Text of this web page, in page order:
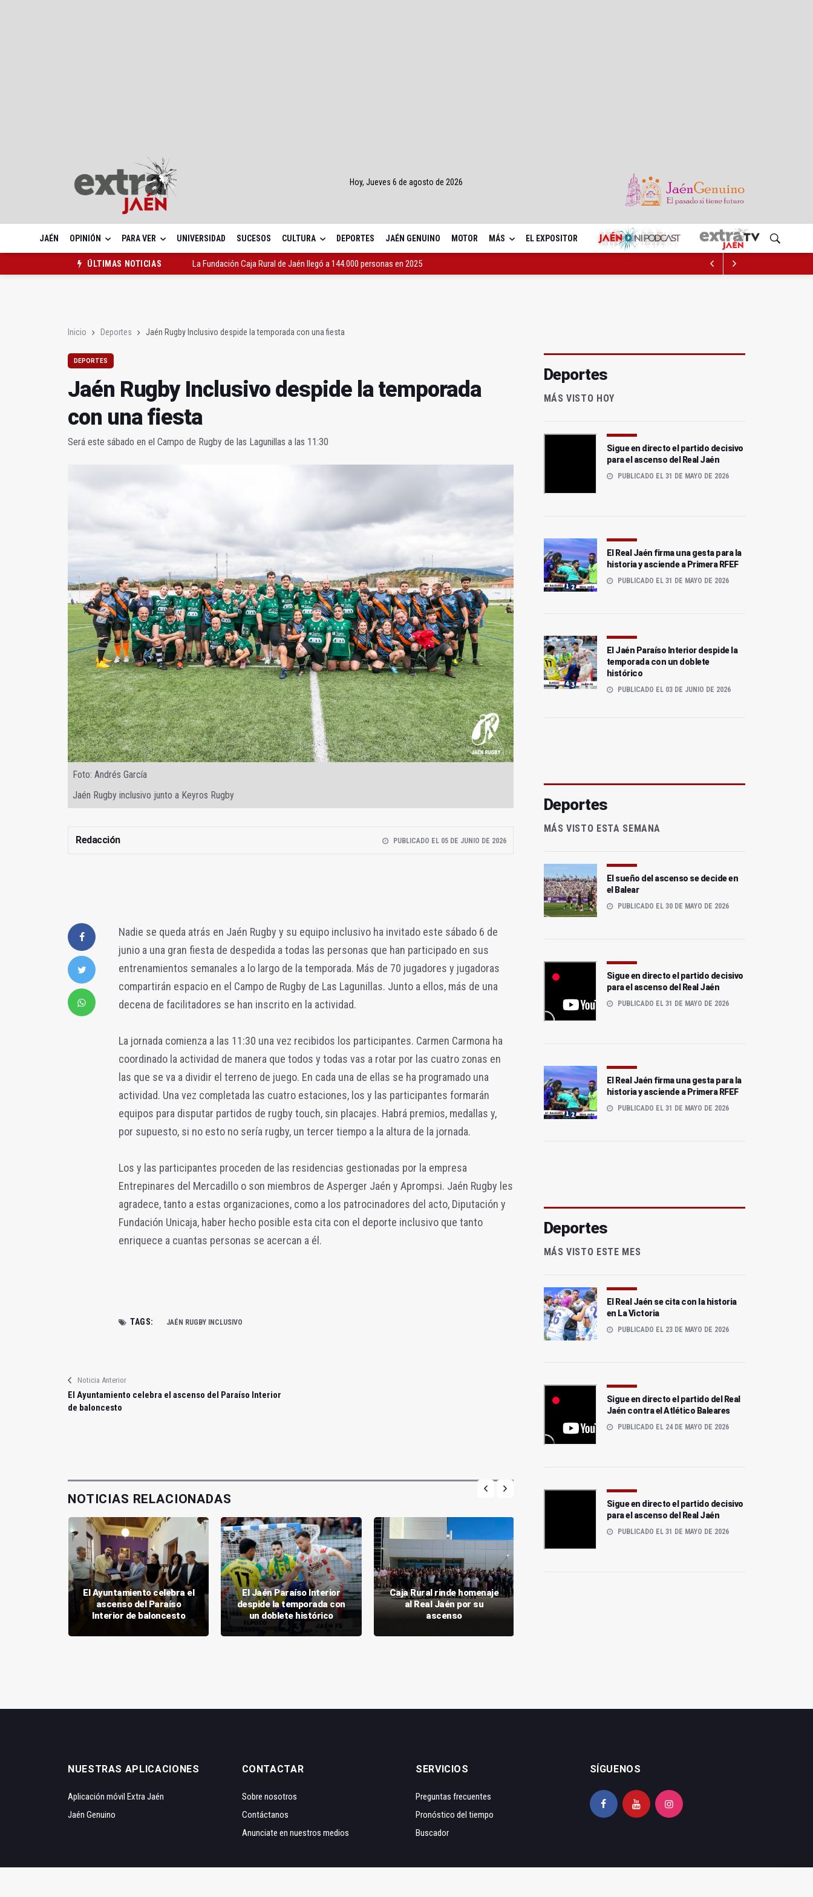
Hoy, Jueves 6 de agosto de 2026
JAÉN OPINIÓN PARA VER UNIVERSIDAD SUCESOS CULTURA DEPORTES JAÉN GENUINO MOTOR MÁS EL EXPOSITOR
ÚLTIMAS NOTICIAS
Jaén Rugby Inclusivo despide la temporada con una fiesta
Inicio Deportes Jaén Rugby Inclusivo despide la temporada con una fiesta
DEPORTES
Jaén Rugby Inclusivo despide la temporada
con una fiesta
Será este sábado en el Campo de Rugby de las Lagunillas a las 11:30
Foto: Andrés García
Jaén Rugby inclusivo junto a Keyros Rugby
Redacción PUBLICADO EL 05 DE JUNIO DE 2026
Nadie se queda atrás en Jaén Rugby y su equipo inclusivo ha invitado este sábado 6 de
junio a una gran fiesta de despedida a todas las personas que han participado en sus
entrenamientos semanales a lo largo de la temporada. Más de 70 jugadores y jugadoras
compartirán espacio en el Campo de Rugby de Las Lagunillas. Junto a ellos, más de una
decena de facilitadores se han inscrito en la actividad.
La jornada comienza a las 11:30 una vez recibidos los participantes. Carmen Carmona ha
coordinado la actividad de manera que todos y todas vas a rotar por las cuatro zonas en
las que se va a dividir el terreno de juego. En cada una de ellas se ha programado una
actividad. Una vez completada las cuatro estaciones, los y las participantes formarán
equipos para disputar partidos de rugby touch, sin placajes. Habrá premios, medallas y,
por supuesto, si no esto no sería rugby, un tercer tiempo a la altura de la jornada.
Los y las participantes proceden de las residencias gestionadas por la empresa
Entrepinares del Mercadillo o son miembros de Asperger Jaén y Aprompsi. Jaén Rugby les
agradece, tanto a estas organizaciones, como a los patrocinadores del acto, Diputación y
Fundación Unicaja, haber hecho posible esta cita con el deporte inclusivo que tanto
enriquece a cuantas personas se acercan a él.
TAGS: JAÉN RUGBY INCLUSIVO
Noticia Anterior
El Ayuntamiento celebra el ascenso del Paraíso Interior
de baloncesto
NOTICIAS RELACIONADAS
El Ayuntamiento celebra el
ascenso del Paraíso
Interior de baloncesto
El Jaén Paraíso Interior
despide la temporada con
un doblete histórico
Caja Rural rinde homenaje
al Real Jaén por su
ascenso
Deportes
MÁS VISTO HOY
Sigue en directo el partido decisivo
para el ascenso del Real Jaén
PUBLICADO EL 31 DE MAYO DE 2026
El Real Jaén firma una gesta para la
historia y asciende a Primera RFEF
PUBLICADO EL 31 DE MAYO DE 2026
El Jaén Paraíso Interior despide la
temporada con un doblete
histórico
PUBLICADO EL 03 DE JUNIO DE 2026
Deportes
MÁS VISTO ESTA SEMANA
El sueño del ascenso se decide en
el Balear
PUBLICADO EL 30 DE MAYO DE 2026
Sigue en directo el partido decisivo
para el ascenso del Real Jaén
PUBLICADO EL 31 DE MAYO DE 2026
El Real Jaén firma una gesta para la
historia y asciende a Primera RFEF
PUBLICADO EL 31 DE MAYO DE 2026
Deportes
MÁS VISTO ESTE MES
El Real Jaén se cita con la historia
en La Victoria
PUBLICADO EL 23 DE MAYO DE 2026
Sigue en directo el partido del Real
Jaén contra el Atlético Baleares
PUBLICADO EL 24 DE MAYO DE 2026
Sigue en directo el partido decisivo
para el ascenso del Real Jaén
PUBLICADO EL 31 DE MAYO DE 2026
NUESTRAS APLICACIONES
Aplicación móvil Extra Jaén
Jaén Genuino
CONTACTAR
Sobre nosotros
Contáctanos
Anunciate en nuestros medios
SERVICIOS
Preguntas frecuentes
Pronóstico del tiempo
Buscador
SÍGUENOS